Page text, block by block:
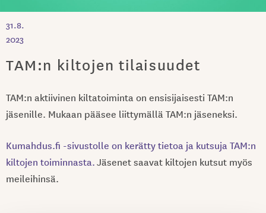
31.8.
2023
TAM:n kiltojen tilaisuudet
TAM:n aktiivinen kiltatoiminta on ensisijaisesti TAM:n
jäsenille. Mukaan pääsee liittymällä TAM:n jäseneksi.
Kumahdus.fi -sivustolle on kerätty tietoa ja kutsuja TAM:n
kiltojen toiminnasta.Jäsenet saavat kiltojen kutsut myös
meileihinsä.